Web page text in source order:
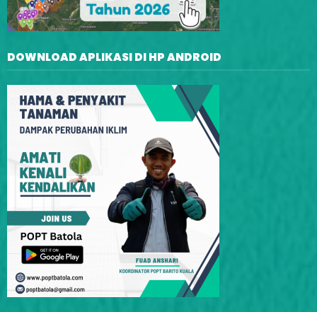
DOWNLOAD APLIKASI DI HP ANDROID